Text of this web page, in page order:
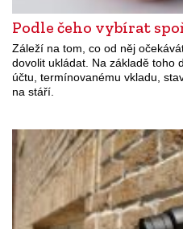
Podle čeho vybírat
Záleží na tom, co od něj
dovolit ukládat. Na základě toho
účtu, termínovanému vkladu,
na stáří.